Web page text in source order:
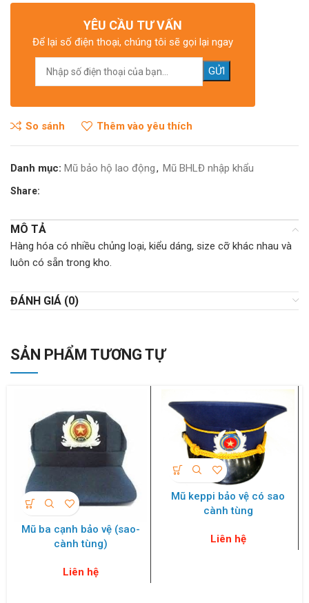
YÊU CẦU TƯ VẤN
Để lại số điện thoại, chúng tôi sẽ gọi lại ngay
So sánh Thêm vào yêu thích
Danh mục: Mũ bảo hộ lao động, Mũ BHLĐ nhập khẩu
Share:
MÔ TẢ
Hàng hóa có nhiều chủng loại, kiểu dáng, size cỡ khác nhau và
luôn có sẵn trong kho.
ĐÁNH GIÁ (0)
SẢN PHẨM TƯƠNG TỰ
Mũ ba cạnh bảo vệ (sao-
cành tùng)
Liên hệ
Mũ keppi bảo vệ có sao
cành tùng
Liên hệ